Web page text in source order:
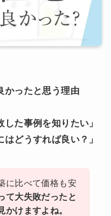
かったと思う理由
した事例を知りたい」
はどうすれば良い？」
に比べて価格も安
て大失敗だったと
かけますよね。